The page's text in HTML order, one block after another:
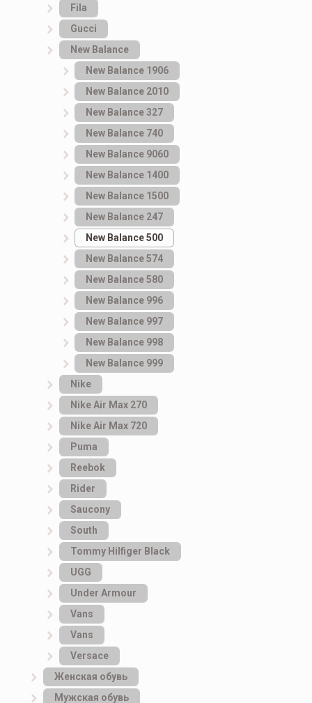
Fila
Gucci
New Balance
New Balance 1906
New Balance 2010
New Balance 327
New Balance 740
New Balance 9060
New Balance 1400
New Balance 1500
New Balance 247
New Balance 500
New Balance 574
New Balance 580
New Balance 996
New Balance 997
New Balance 998
New Balance 999
Nike
Nike Air Max 270
Nike Air Max 720
Puma
Reebok
Rider
Saucony
South
Tommy Hilfiger Black
UGG
Under Armour
Vans
Vans
Versace
Женская обувь
Мужская обувь